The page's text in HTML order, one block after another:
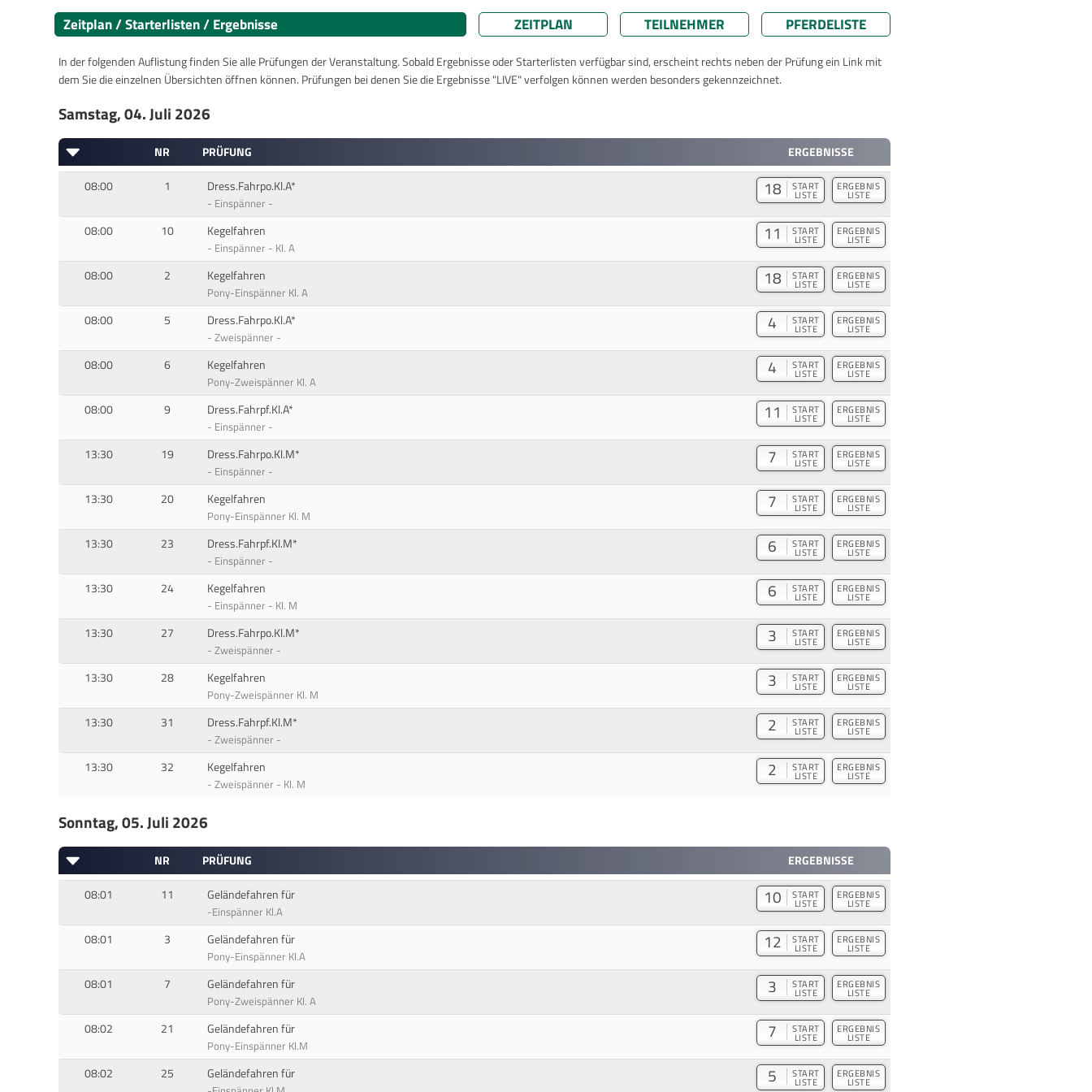
Zeitplan / Starterlisten / Ergebnisse ZEITPLAN TEILNEHMER PFERDELISTE
In der folgenden Auflistung finden Sie alle Prüfungen der Veranstaltung. Sobald Ergebnisse oder Starterlisten verfügbar sind, erscheint rechts neben der Prüfung ein Link mit
dem Sie die einzelnen Übersichten öffnen können. Prüfungen bei denen Sie die Ergebnisse "LIVE" verfolgen können werden besonders gekennzeichnet.
Samstag, 04. Juli 2026
NR PRÜFUNG
ERGEBNISSE
08:00
1 Dress.Fahrpo.Kl.A*
- Einspänner -
18 START
LISTE
ERGEBNIS
LISTE
08:00 10 Kegelfahren
- Einspänner - Kl. A
11 START
LISTE
ERGEBNIS
LISTE
08:00 2 Kegelfahren
Pony-Einspänner Kl. A
18 START
LISTE
ERGEBNIS
LISTE
08:00 5 Dress.Fahrpo.Kl.A*
- Zweispänner -
4 START
LISTE
ERGEBNIS
LISTE
08:00 6 Kegelfahren
Pony-Zweispänner Kl. A
4 START
LISTE
ERGEBNIS
LISTE
08:00 9 Dress.Fahrpf.Kl.A*
- Einspänner -
11 START
LISTE
ERGEBNIS
LISTE
13:30 19 Dress.Fahrpo.Kl.M*
- Einspänner -
7 START
LISTE
ERGEBNIS
LISTE
13:30 20 Kegelfahren
Pony-Einspänner Kl. M
7 START
LISTE
ERGEBNIS
LISTE
13:30 23 Dress.Fahrpf.Kl.M*
- Einspänner -
6 START
LISTE
ERGEBNIS
LISTE
13:30 24 Kegelfahren
- Einspänner - Kl. M
6 START
LISTE
ERGEBNIS
LISTE
13:30 27 Dress.Fahrpo.Kl.M*
- Zweispänner -
3 START
LISTE
ERGEBNIS
LISTE
13:30 28 Kegelfahren
Pony-Zweispänner Kl. M
3 START
LISTE
ERGEBNIS
LISTE
13:30 31 Dress.Fahrpf.Kl.M*
- Zweispänner -
2 START
LISTE
ERGEBNIS
LISTE
13:30 32 Kegelfahren
- Zweispänner - Kl. M
2 START
LISTE
ERGEBNIS
LISTE
Sonntag, 05. Juli 2026
NR PRÜFUNG
ERGEBNISSE
08:01
11 Geländefahren für
-Einspänner Kl.A
10 START
LISTE
ERGEBNIS
LISTE
08:01 3 Geländefahren für
Pony-Einspänner Kl.A
12 START
LISTE
ERGEBNIS
LISTE
08:01 7 Geländefahren für
Pony-Zweispänner Kl. A
3 START
LISTE
ERGEBNIS
LISTE
08:02 21 Geländefahren für
Pony-Einspänner Kl.M
7 START
LISTE
ERGEBNIS
LISTE
08:02 25 Geländefahren für 5 START
LISTE
ERGEBNIS
LISTE